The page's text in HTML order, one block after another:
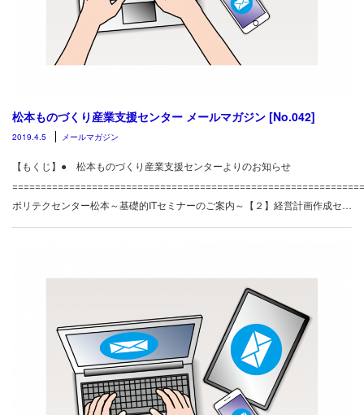
松本ものづくり産業支援センター メールマガジン [No.042]
2019.4.5 メールマガジン
【もくじ】● 松本ものづくり産業支援センターよりのお知らせ
ポリテクセンター松本～基礎的ITセミナーのご案内～【２】経営計画作成セ…